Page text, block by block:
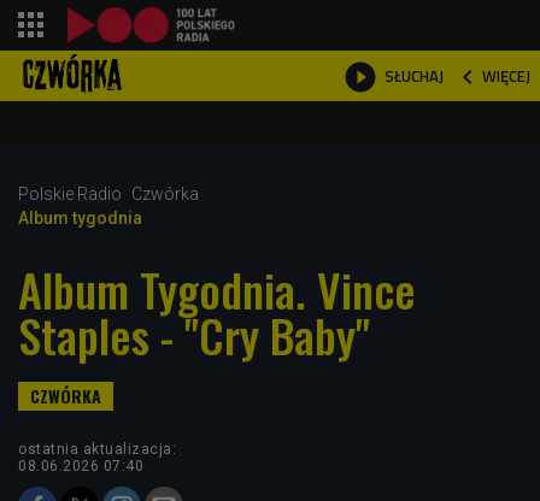
 SŁUCHAJ  WIĘCEJ

Polskie Radio
Czwórka
Album tygodnia
Album Tygodnia. Vince
Staples - "Cry Baby"
ostatnia aktualizacja:
08.06.2026 07:40